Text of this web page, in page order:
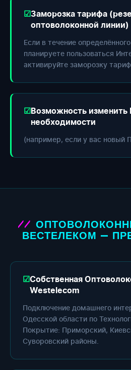
Заморозка тарифа
оптоволоконной линии)
Если в течение
планируете пользоваться
активируйте заморозку
Возможность
необходимости
(например, если у вас новый
ВЕСТЕЛЕКОМ —
Собственная
Westelecom
Подключение домашнего
Одесской области по
Покрытие: Приморский,
Суворовский районы.